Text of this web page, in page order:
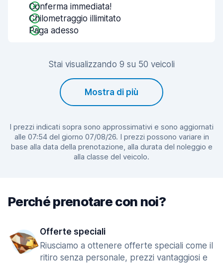
Conferma immediata!
Chilometraggio illimitato
Paga adesso
Stai visualizzando 9 su 50 veicoli
Mostra di più
I prezzi indicati sopra sono approssimativi e sono aggiornati
alle 07:54 del giorno 07/08/26. I prezzi possono variare in
base alla data della prenotazione, alla durata del noleggio e
alla classe del veicolo.
Perché prenotare con noi?
Offerte speciali
Riusciamo a ottenere offerte speciali come il
ritiro senza personale, prezzi vantaggiosi e